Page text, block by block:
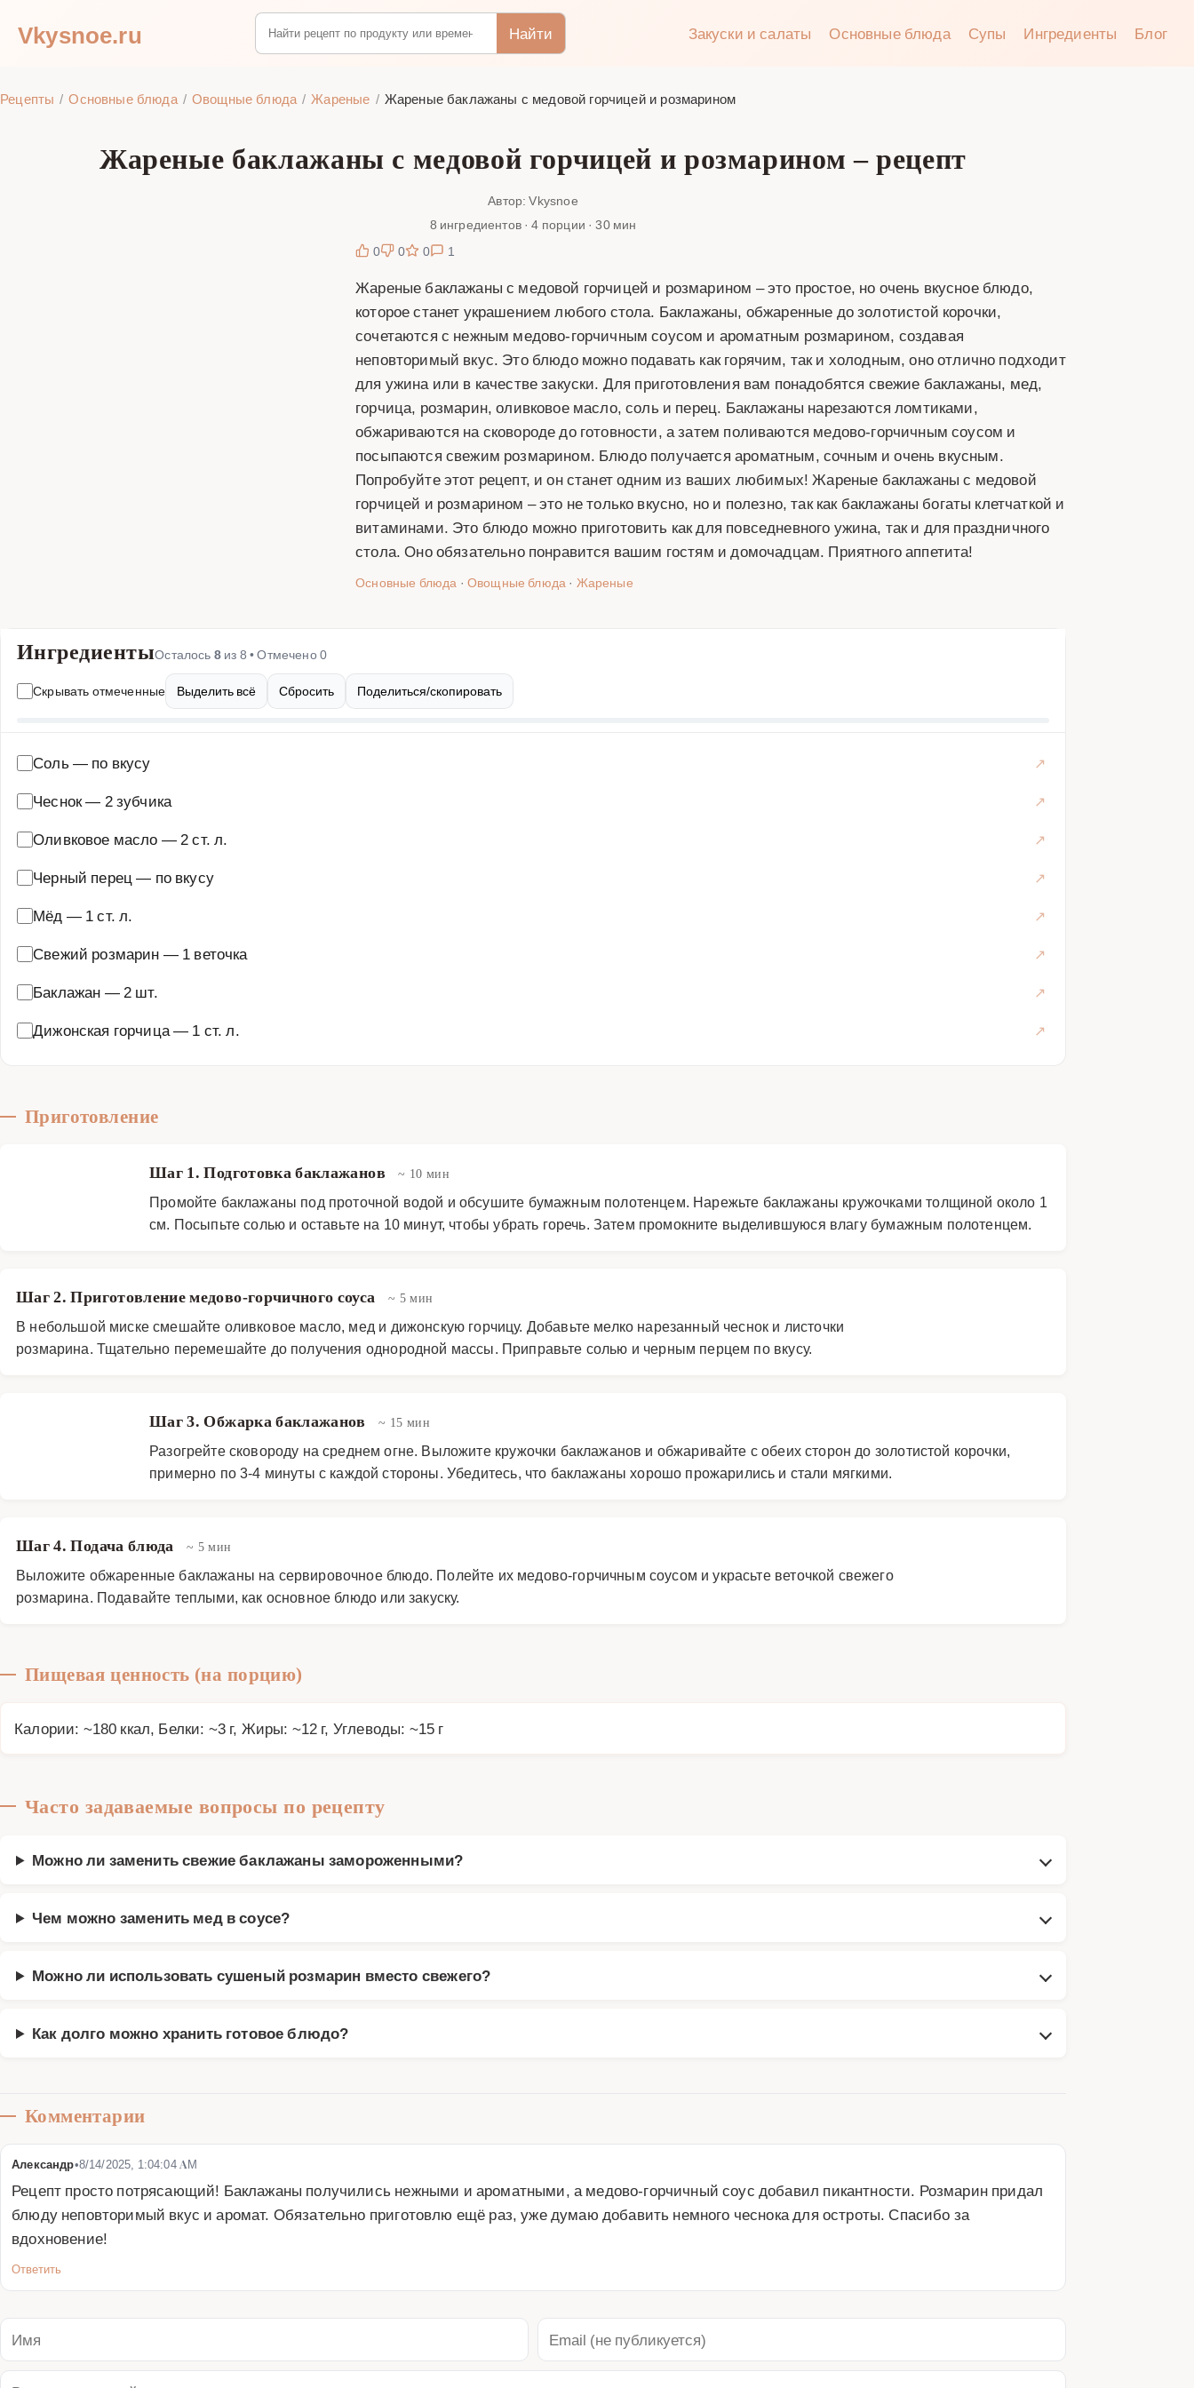
Vkysnoe.ru Найти Закуски и салаты Основные блюда Супы Ингредиенты Блог
Рецепты Основные блюда Овощные блюда Жареные Жареные баклажаны с медовой горчицей и розмарином
Жареные баклажаны с медовой горчицей и розмарином – рецепт
Автор: Vkysnoe
8 ингредиентов · 4 порции · 30 мин
0
0 0 1
Жареные баклажаны с медовой горчицей и розмарином – это простое, но очень вкусное блюдо,
которое станет украшением любого стола. Баклажаны, обжаренные до золотистой корочки,
сочетаются с нежным медово-горчичным соусом и ароматным розмарином, создавая
неповторимый вкус. Это блюдо можно подавать как горячим, так и холодным, оно отлично подходит
для ужина или в качестве закуски. Для приготовления вам понадобятся свежие баклажаны, мед,
горчица, розмарин, оливковое масло, соль и перец. Баклажаны нарезаются ломтиками,
обжариваются на сковороде до готовности, а затем поливаются медово-горчичным соусом и
посыпаются свежим розмарином. Блюдо получается ароматным, сочным и очень вкусным.
Попробуйте этот рецепт, и он станет одним из ваших любимых! Жареные баклажаны с медовой
горчицей и розмарином – это не только вкусно, но и полезно, так как баклажаны богаты клетчаткой и
витаминами. Это блюдо можно приготовить как для повседневного ужина, так и для праздничного
стола. Оно обязательно понравится вашим гостям и домочадцам. Приятного аппетита!
Основные блюда · Овощные блюда · Жареные
ИнгредиентыОсталось 8из 8 • Отмечено0
Скрывать отмеченные Выделить всё Сбросить Поделиться/скопировать
Соль — по вкусу
Чеснок— 2 зубчика
Оливковое масло — 2 ст. л.
Черный перец — по вкусу
Мёд — 1 ст. л.
Свежий розмарин — 1 веточка
Баклажан — 2 шт.
Дижонская горчица— 1 ст. л.
Приготовление
Шаг 1. Подготовка баклажанов ~ 10 мин
Промойте баклажаны под проточной водой и обсушите бумажным полотенцем. Нарежьте баклажаны кружочками толщиной около 1
см. Посыпьте солью и оставьте на 10 минут, чтобы убрать горечь. Затем промокните выделившуюся влагу бумажным полотенцем.
Шаг 2. Приготовление медово-горчичного соуса ~ 5 мин
В небольшой миске смешайте оливковое масло, мед и дижонскую горчицу. Добавьте мелко нарезанный чеснок и листочки
розмарина. Тщательно перемешайте до получения однородной массы. Приправьте солью и черным перцем по вкусу.
Шаг 3. Обжарка баклажанов ~ 15 мин
Разогрейте сковороду на среднем огне. Выложите кружочки баклажанов и обжаривайте с обеих сторон до золотистой корочки,
примерно по 3-4 минуты с каждой стороны. Убедитесь, что баклажаны хорошо прожарились и стали мягкими.
Шаг 4. Подача блюда ~ 5 мин
Выложите обжаренные баклажаны на сервировочное блюдо. Полейте их медово-горчичным соусом и украсьте веточкой свежего
розмарина. Подавайте теплыми, как основное блюдо или закуску.
Пищевая ценность (на порцию)
Калории: ~180 ккал, Белки: ~3 г, Жиры: ~12 г, Углеводы: ~15 г
Часто задаваемые вопросы по рецепту
Можно ли заменить свежие баклажаны замороженными?
Чем можно заменить мед в соусе?
Можно ли использовать сушеный розмарин вместо свежего?
Как долго можно хранить готовое блюдо?
Комментарии
Александр•8/14/2025, 1:04:04 AM
Рецепт просто потрясающий! Баклажаны получились нежными и ароматными, а медово-горчичный соус добавил пикантности. Розмарин придал
блюду неповторимый вкус и аромат. Обязательно приготовлю ещё раз, уже думаю добавить немного чеснока для остроты. Спасибо за
вдохновение!
Ответить